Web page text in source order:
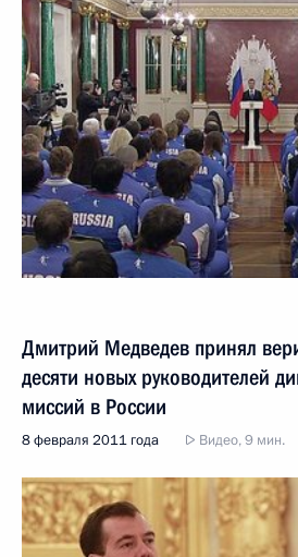
Дмитрий Медведев принял
десяти новых руководителей
миссий в России
8 февраля 2011 года Видео, 9 мин.